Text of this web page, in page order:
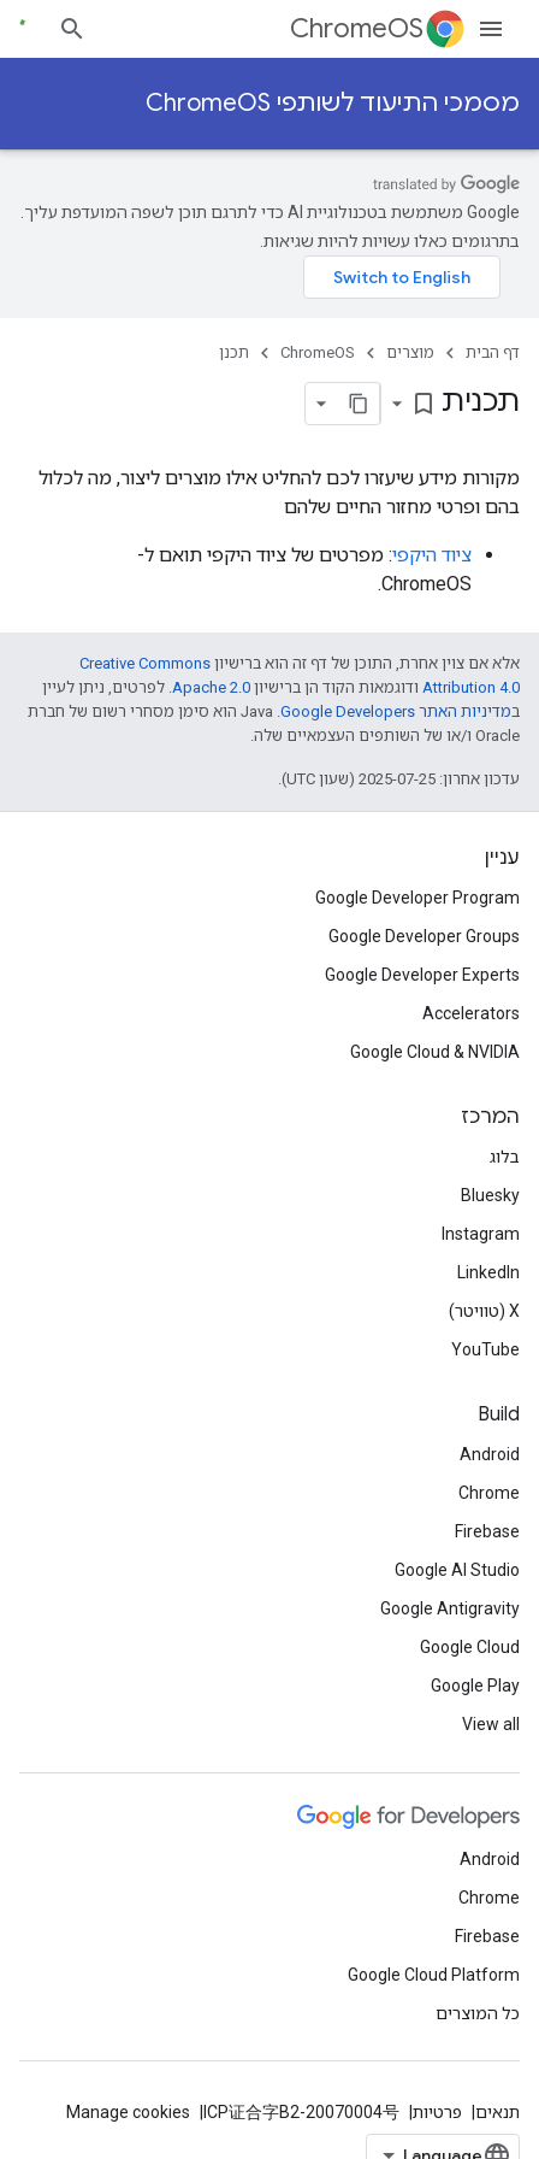
ChromeOS
מסמכי התיעוד לשותפי ChromeOS
‫Google משתמשת בטכנולוגיית AI כדי לתרגם תוכן לשפה המועדפת עליך.
בתרגומים כאלו עשויות להיות שגיאות.
דף הבית מוצרים ChromeOS תכנן
תכנית bookmark_border
מקורות מידע שיעזרו לכם להחליט אילו מוצרים ליצור, מה לכלול
בהם ופרטי מחזור החיים שלהם
ציוד היקפי: מפרטים של ציוד היקפי תואם ל-
ChromeOS.
אלא אם צוין אחרת, התוכן של דף זה הוא ברישיון Creative Commons
Attribution 4.0 ודוגמאות הקוד הן ברישיון Apache 2.0. לפרטים, ניתן לעיין
במדיניות האתר Google Developers‏
.‏ Java הוא סימן מסחרי רשום של חברת
Oracle ו/או של השותפים העצמאיים שלה.
עדכון אחרון: 2025-07-25 (שעון UTC).
עניין
Google Developer Program
Google Developer Groups
Google Developer Experts
Accelerators
Google Cloud & NVIDIA
המרכז
בלוג
Bluesky
Instagram
LinkedIn
‫X (טוויטר)
YouTube
Build
Android
Chrome
Firebase
Google AI Studio
Google Antigravity
Google Cloud
Google Play
View all
Android
Chrome
Firebase
Google Cloud Platform
כל המוצרים
תנאים פרטיות ICP证合字B2-20070004号
Manage cookies